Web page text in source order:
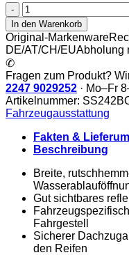
Rhino
AccessStep
Menge
In den Warenkorb
Original-Markenware
DE/AT/CH/EUAbholung
✆
Fragen zum Produkt?
2247 9029252 · Mo–Fr
Artikelnummer:
Fahrzeugausstattung
Fakten &
Beschreibung
Breite,
Gut sichtbares
Fahrgestell
Sicherer
den Reifen